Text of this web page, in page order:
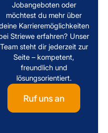
Jobangeboten oder
möchtest du mehr über
Karrieremöglichkeiten
Striewe erfahren? Unser
Team steht dir jederzeit zur
Seite – kompetent,
freundlich und
lösungsorientiert.
Ruf uns an